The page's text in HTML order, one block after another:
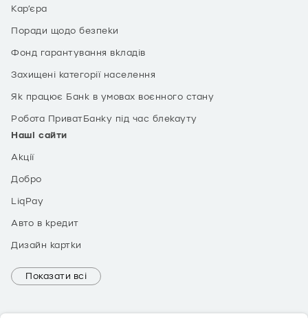
Кар’єра
Поради щодо безпеки
Фонд гарантування вкладів
Захищені категорії населення
Як працює Банк в умовах воєнного стану
Робота ПриватБанку під час блекауту
Наші сайти
Акції
Добро
LiqPay
Авто в кредит
Дизайн картки
Показати всі